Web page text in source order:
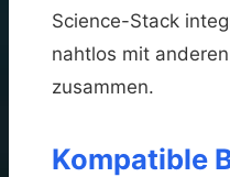
Science-Stack
nahtlos mit
zusammen.
Kompatible